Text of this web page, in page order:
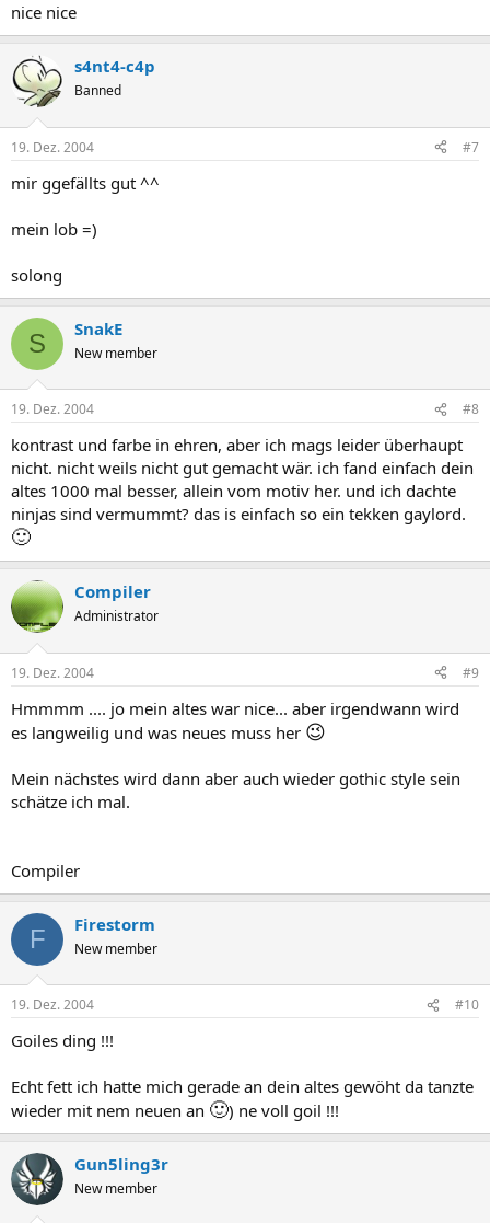
nice nice
s4nt4-c4p
Banned
19. Dez. 2004 #7
mir ggefällts gut ^^
mein lob =)
solong
S SnakE
New member
19. Dez. 2004 #8
kontrast und farbe in ehren, aber ich mags leider überhaupt
nicht. nicht weils nicht gut gemacht wär. ich fand einfach dein
altes 1000 mal besser, allein vom motiv her. und ich dachte
ninjas sind vermummt? das is einfach so ein tekken gaylord.
🙂
Compiler
Administrator
19. Dez. 2004 #9
Hmmmm .... jo mein altes war nice... aber irgendwann wird
es langweilig und was neues muss her 😉
Mein nächstes wird dann aber auch wieder gothic style sein
schätze ich mal.
Compiler
F Firestorm
New member
19. Dez. 2004 #10
Goiles ding !!!
Echt fett ich hatte mich gerade an dein altes gewöht da tanzte
wieder mit nem neuen an 🙂) ne voll goil !!!
Gun5ling3r
New member